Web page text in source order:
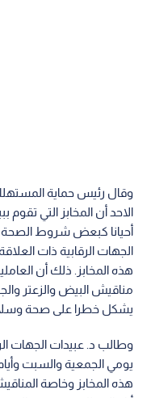
وقال رئيس حماية
الاحد أن المخابز التي تقوم
أحيانا كبعض شروط
الجهات الرقابية ذات
هذه المخابز. ذلك أن
مناقيش البيض والزعتر
يشكل خطرا على صحة
وطالب د. عبيدات الجهات
يومي الجمعية والسبت
هذه المخابز وخاصة